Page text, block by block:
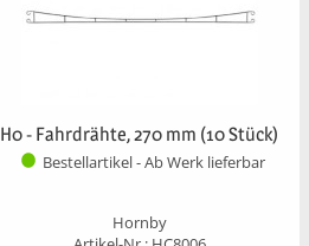
H0 - Fahrdrähte, 270 mm (10 Stück)
Bestellartikel - Ab Werk lieferbar
Hornby